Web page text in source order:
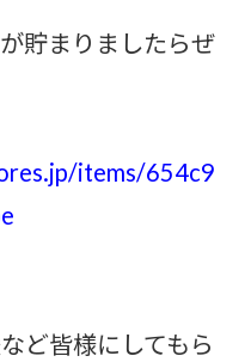
貯まりましたらぜ
items/654c9
ど皆様にしてもら